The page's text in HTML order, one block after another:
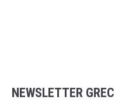
NEWSLETTER GREC